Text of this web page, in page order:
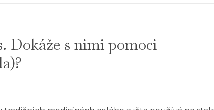
Dokáže s nimi pomoci